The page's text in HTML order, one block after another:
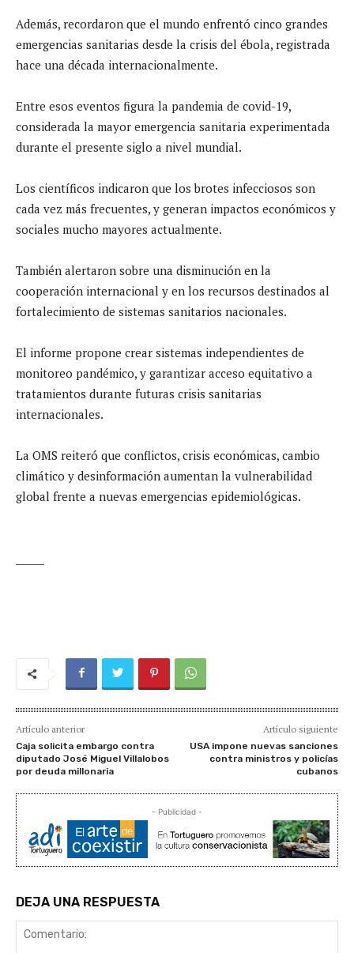
Además, recordaron que el mundo enfrentó cinco grandes
emergencias sanitarias desde la crisis del ébola, registrada
hace una década internacionalmente.
Entre esos eventos figura la pandemia de covid-19,
considerada la mayor emergencia sanitaria experimentada
durante el presente siglo a nivel mundial.
Los científicos indicaron que los brotes infecciosos son
cada vez más frecuentes, y generan impactos económicos y
sociales mucho mayores actualmente.
También alertaron sobre una disminución en la
cooperación internacional y en los recursos destinados al
fortalecimiento de sistemas sanitarios nacionales.
El informe propone crear sistemas independientes de
monitoreo pandémico, y garantizar acceso equitativo a
tratamientos durante futuras crisis sanitarias
internacionales.
La OMS reiteró que conflictos, crisis económicas, cambio
climático y desinformación aumentan la vulnerabilidad
global frente a nuevas emergencias epidemiológicas.
Artículo anterior
Caja solicita embargo contra
diputado José Miguel Villalobos
por deuda millonaria
Artículo siguiente
USA impone nuevas sanciones
contra ministros y policías
cubanos
- Publicidad -
DEJA UNA RESPUESTA